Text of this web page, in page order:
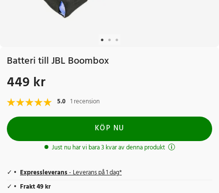
Batteri till JBL Boombox
Pris:449 kr
449 kr
5.0 1 recension
KÖP NU
Just nu har vi bara 3 kvar av denna produkt
Expressleverans- Leverans på 1 dag*
Frakt 49 kr